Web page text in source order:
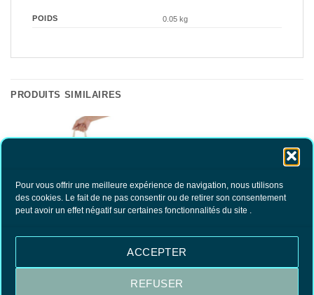
Pour vous offrir une meilleure expérience de navigation, nous utilisons
des cookies. Le fait de ne pas consentir ou de retirer son consentement
peut avoir un effet négatif sur certaines fonctionnalités du site .
ACCEPTER
REFUSER
POIDS 0.05 kg
PRODUITS SIMILAIRES
RUPTURE DE STOCK
7.50€
Magnet en liège Cathédrale de Metz
4.00€